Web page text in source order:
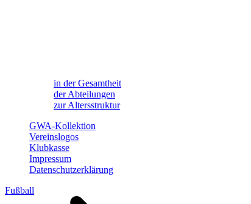
in der Gesamtheit
der Abteilungen
zur Altersstruktur
GWA-Kollektion
Vereinslogos
Klubkasse
Impressum
Datenschutzerklärung
Fußball